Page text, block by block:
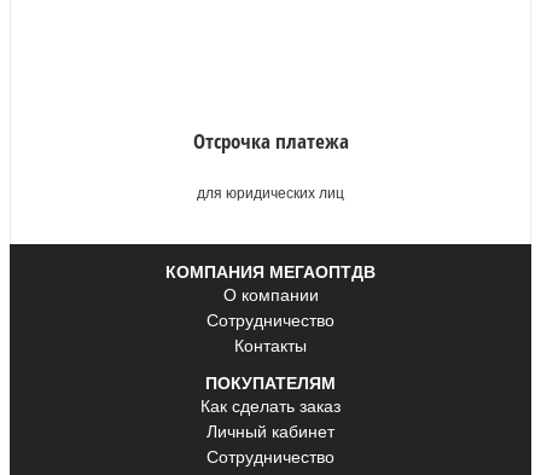
Отсрочка платежа
для юридических лиц
КОМПАНИЯ МЕГАОПТДВ
О компании
Сотрудничество
Контакты
ПОКУПАТЕЛЯМ
Как сделать заказ
Личный кабинет
Сотрудничество